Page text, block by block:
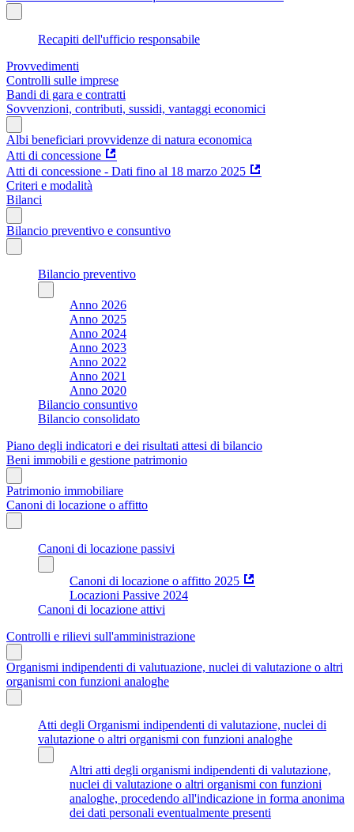
Recapiti dell'ufficio responsabile
Provvedimenti
Controlli sulle imprese
Bandi di gara e contratti
Sovvenzioni, contributi, sussidi, vantaggi economici
Albi beneficiari provvidenze di natura economica
Atti di concessione
Atti di concessione - Dati fino al 18 marzo 2025
Criteri e modalità
Bilanci
Bilancio preventivo e consuntivo
Bilancio preventivo
Anno 2026
Anno 2025
Anno 2024
Anno 2023
Anno 2022
Anno 2021
Anno 2020
Bilancio consuntivo
Bilancio consolidato
Piano degli indicatori e dei risultati attesi di bilancio
Beni immobili e gestione patrimonio
Patrimonio immobiliare
Canoni di locazione o affitto
Canoni di locazione passivi
Canoni di locazione o affitto 2025
Locazioni Passive 2024
Canoni di locazione attivi
Controlli e rilievi sull'amministrazione
Organismi indipendenti di valutuazione, nuclei di valutazione o altri
organismi con funzioni analoghe
Atti degli Organismi indipendenti di valutazione, nuclei di
valutazione o altri organismi con funzioni analoghe
Altri atti degli organismi indipendenti di valutazione,
nuclei di valutazione o altri organismi con funzioni
analoghe, procedendo all'indicazione in forma anonima
dei dati personali eventualmente presenti